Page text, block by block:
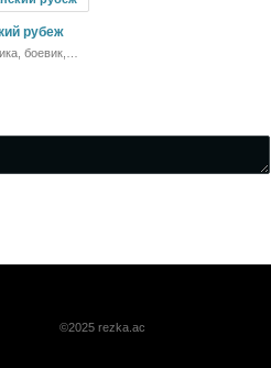
рубеж
боевик,
©2025 rezka.ac